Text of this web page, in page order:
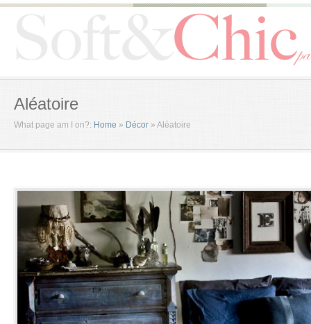
Aléatoire
What page am I on?: Home » Décor » Aléatoire